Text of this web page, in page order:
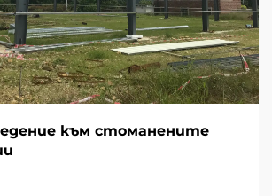
към стоманените